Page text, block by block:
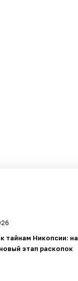
тайнам Никопсии: на
этап раскопок